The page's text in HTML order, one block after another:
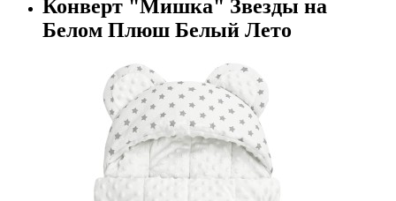
Конверт "Мишка" Звезды на
Белом Плюш Белый Лето